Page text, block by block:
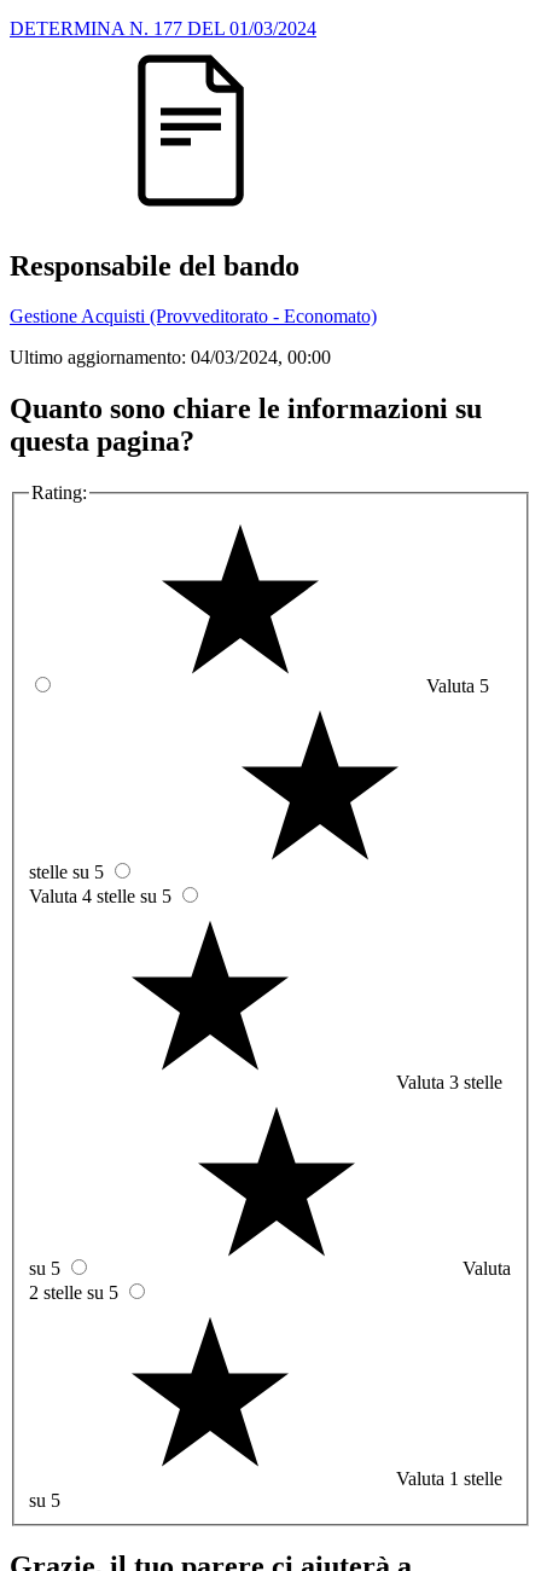
DETERMINA N. 177 DEL 01/03/2024
Responsabile del bando
Gestione Acquisti (Provveditorato - Economato)
Ultimo aggiornamento: 04/03/2024, 00:00
Quanto sono chiare le informazioni su
questa pagina?
Rating:
Valuta 5
stelle su 5
Valuta 4 stelle su 5
Valuta 3 stelle
su 5
Valuta
2 stelle su 5
Valuta 1 stelle
su 5